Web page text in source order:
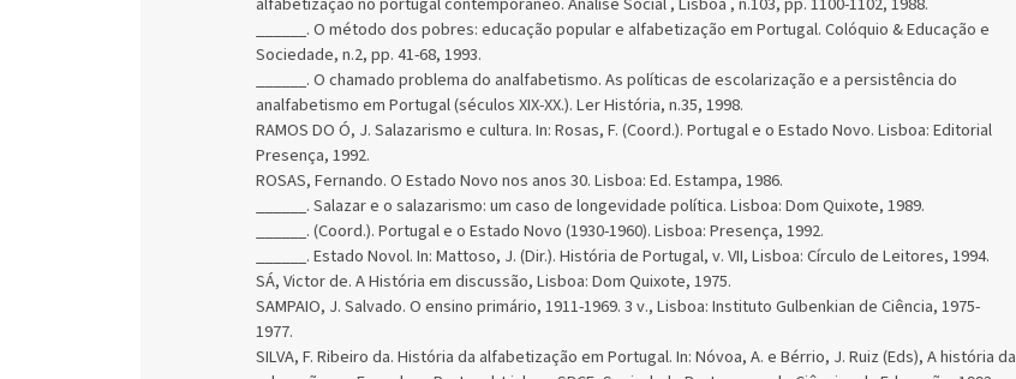
______. O método dos pobres: educação popular e alfabetização em Portugal. Colóquio & Educação e
Sociedade, n.2, pp. 41-68, 1993.
______. O chamado problema do analfabetismo. As políticas de escolarização e a persistência do
analfabetismo em Portugal (séculos XIX-XX.). Ler História, n.35, 1998.
RAMOS DO Ó, J. Salazarismo e cultura. In: Rosas, F. (Coord.). Portugal e o Estado Novo. Lisboa: Editorial
Presença, 1992.
ROSAS, Fernando. O Estado Novo nos anos 30. Lisboa: Ed. Estampa, 1986.
______. Salazar e o salazarismo: um caso de longevidade política. Lisboa: Dom Quixote, 1989.
______. (Coord.). Portugal e o Estado Novo (1930-1960). Lisboa: Presença, 1992.
______. Estado Novol. In: Mattoso, J. (Dir.). História de Portugal, v. VII, Lisboa: Círculo de Leitores, 1994.
SÁ, Victor de. A História em discussão, Lisboa: Dom Quixote, 1975.
SAMPAIO, J. Salvado. O ensino primário, 1911-1969. 3 v., Lisboa: Instituto Gulbenkian de Ciência, 1975-
1977.
SILVA, F. Ribeiro da. História da alfabetização em Portugal. In: Nóvoa, A. e Bérrio, J. Ruiz (Eds), A história da